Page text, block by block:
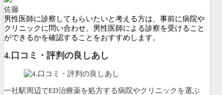
佐藤
男性医師に診察してもらいたいと考える方は、事前に病院や
クリニックに問い合わせ、男性医師による診察を受けること
ができるかを確認することをおすすめします。
4.口コミ・評判の良しあし
一社駅周辺でED治療薬を処方する病院やクリニックを選ぶ